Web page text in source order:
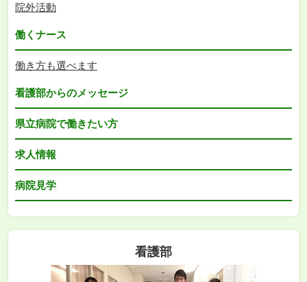
院外活動
働くナース
働き方も選べます
看護部からのメッセージ
県立病院で働きたい方
求人情報
病院見学
看護部